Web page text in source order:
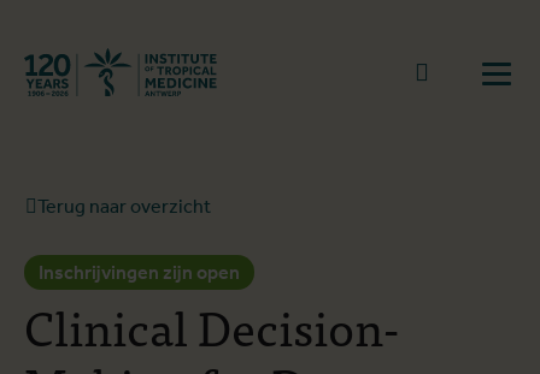
Terug naar start
Naar
Terug naar overzicht
Inschrijvingen zijn open
Clinical Decision-